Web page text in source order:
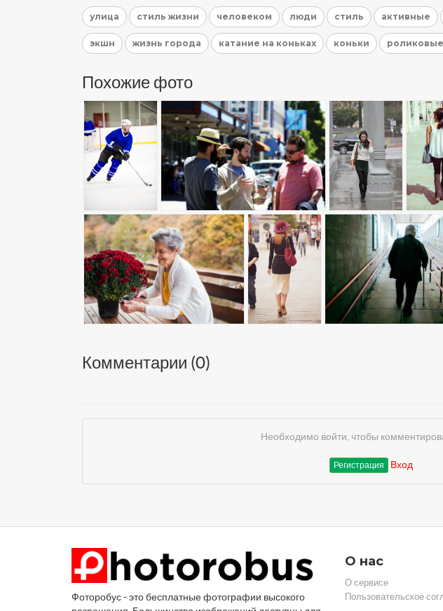
улица стиль жизни человеком люди стиль активные
экшн жизнь города катание на коньках коньки
Похожие фото
Комментарии (0)
Необходимо войти, чтобы
Регистрация Вход
Фоторобус - это бесплатные фотографии высокого
О нас
О сервисе
Пользовательское